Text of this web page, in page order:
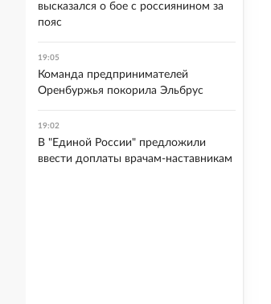
высказался о бое с россиянином за
пояс
19:05
Команда предпринимателей
Оренбуржья покорила Эльбрус
19:02
В "Единой России" предложили
ввести доплаты врачам-наставникам